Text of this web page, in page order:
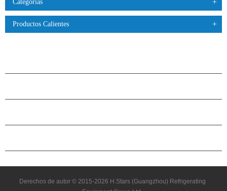
Categorías
Productos Calientes
Derechos de autor © 2015-2026 H.Stars (Guangzhou) Refrigerating